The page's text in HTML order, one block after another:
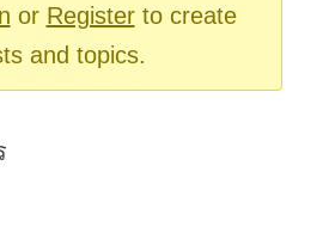
or Registerto create
and topics.